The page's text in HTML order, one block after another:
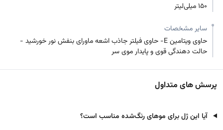
150 میلی‌لیتر
سایر مشخصات
حاوی ویتامین E- حاوی فیلتر جاذب اشعه ماورای بنفش نور خورشید -
حالت دهندگی قوی و پایدار موی سر
پرسش های متداول
آیا این ژل برای موهای رنگ‌شده مناسب است؟